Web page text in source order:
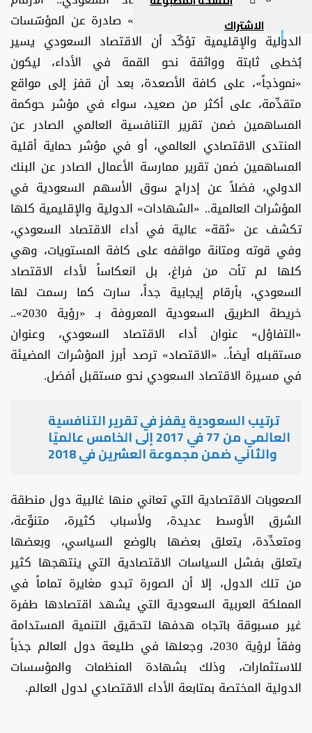
الاشتراك
والإحصاءات والبيانات في «تقارير» صادرة عن المؤسّسات
الدولية والإقليمية تؤكّد أن الاقتصاد السعودي يسير
بُخطى ثابتة وواثقة نحو القمة في الأداء، ليكون
«نموذجاً»، على كافة الأصعدة، بعد أن قفز إلى مواقع
متقدِّمة، على أكثر من صعيد، سواء في مؤشر حوكمة
المساهمين ضمن تقرير التنافسية العالمي الصادر عن
المنتدى الاقتصادي العالمي، أو في مؤشر حماية أقلية
المساهمين ضمن تقرير ممارسة الأعمال الصادر عن البنك
الدولي، فضلاً عن إدراج سوق الأسهم السعودية في
المؤشرات العالمية.. «الشهادات» الدولية والإقليمية كلها
تكشف عن «ثقة» عالية في أداء الاقتصاد السعودي،
وفي قوته ومتانة مواقفه على كافة المستويات، وهي
كلها لم تأت من فراغ، بل انعكاساً لأداء الاقتصاد
السعودي، بأرقام إيجابية جداً، سارت كما رسمت لها
خريطة الطريق السعودية المعروفة بـ «رؤية 2030»..
«التفاؤل» عنوان أداء الاقتصاد السعودي، وعنوان
مستقبله أيضاً.. «الاقتصاد» ترصد أبرز المؤشرات المضيئة
في مسيرة الاقتصاد السعودي نحو مستقبل أفضل.
ترتيب السعودية يقفز في تقرير التنافسية
العالمي من 77 في 2017 إلى الخامس عالميّا
والثاني ضمن مجموعة العشرين في 2018
الصعوبات الاقتصادية التي تعاني منها غالبية دول منطقة
الشرق الأوسط عديدة، ولأسباب كثيرة، متنوِّعة،
ومتعدِّدة، يتعلق بعضها بالوضع السياسي، وبعضها
يتعلق بفشل السياسات الاقتصادية التي ينتهجها كثير
من تلك الدول، إلا أن الصورة تبدو مغايرة تماماً في
المملكة العربية السعودية التي يشهد اقتصادها طفرة
غير مسبوقة باتجاه هدفها لتحقيق التنمية المستدامة
وفقاً لرؤية 2030، وجعلها في طليعة دول العالم جذباً
للاستثمارات، وذلك بشهادة المنظمات والمؤسسات
الدولية المختصة بمتابعة الأداء الاقتصادي لدول العالم.